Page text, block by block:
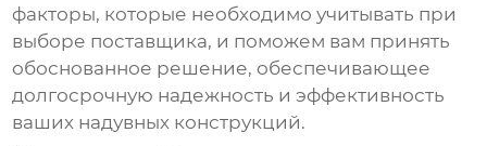
факторы, которые необходимо учитывать при
выборе поставщика, и поможем вам принять
обоснованное решение, обеспечивающее
долгосрочную надежность и эффективность
ваших надувных конструкций.